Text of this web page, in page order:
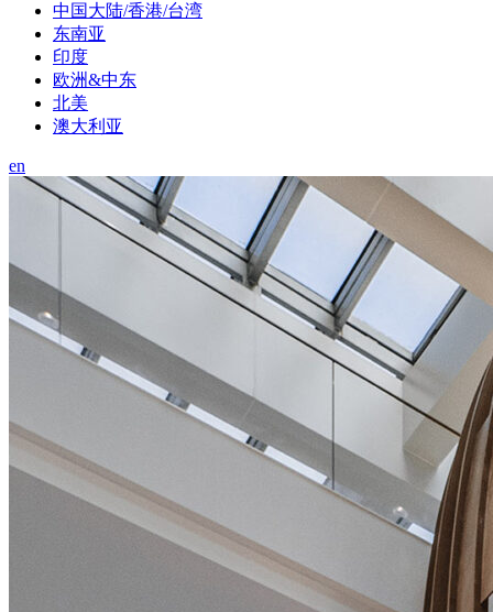
中国大陆/香港/台湾
东南亚
印度
欧洲&中东
北美
澳大利亚
en